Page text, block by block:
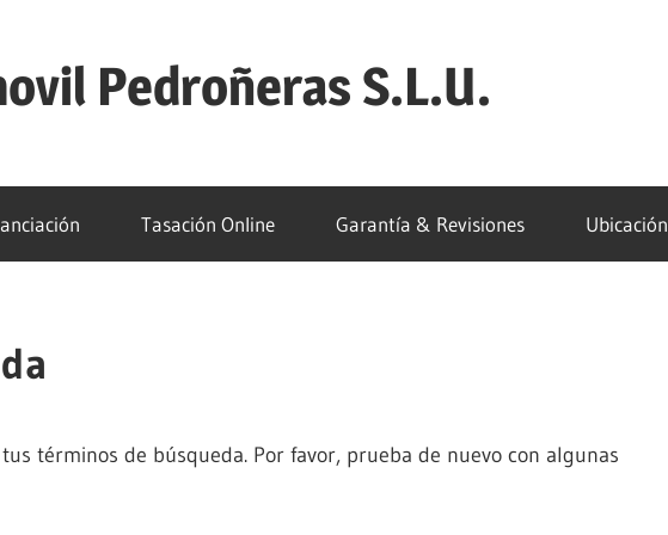
Pedroñeras S.L.U.
Tasación Online Garantía & Revisiones Ubicación
términos de búsqueda. Por favor, prueba de nuevo con algunas